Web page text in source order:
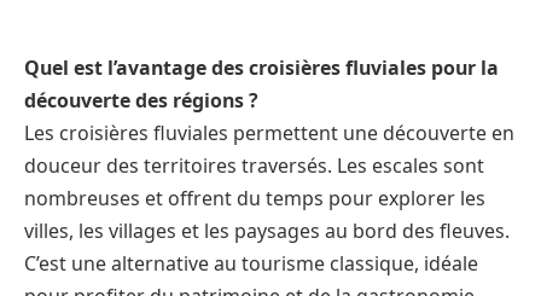
Quel est l’avantage des croisières fluviales pour la
découverte des régions ?
Les croisières fluviales permettent une découverte en
douceur des territoires traversés. Les escales sont
nombreuses et offrent du temps pour explorer les
villes, les villages et les paysages au bord des fleuves.
C’est une alternative au tourisme classique, idéale